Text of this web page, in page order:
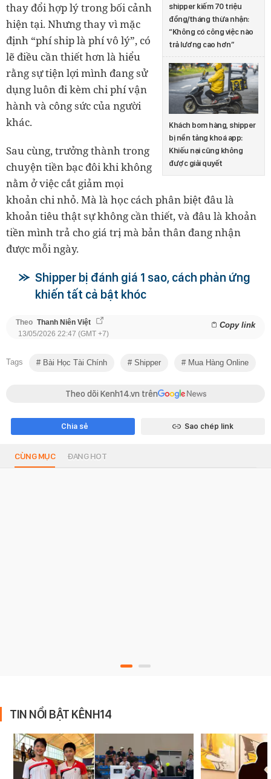
shipper kiếm 70 triệu
đồng/tháng thừa nhận:
“Không có công việc nào
trả lương cao hơn”
Khách bom hàng, shipper
bị nền tảng khoá app:
Khiếu nại cũng không
được giải quyết
thay đổi hợp lý trong bối cảnh
hiện tại. Nhưng thay vì mặc
định “phí ship là phí vô lý”, có
lẽ điều cần thiết hơn là hiểu
rằng sự tiện lợi mình đang sử
dụng luôn đi kèm chi phí vận
hành và công sức của người
khác.
Sau cùng, trưởng thành trong
chuyện tiền bạc đôi khi không
nằm ở việc cắt giảm mọi
khoản chi nhỏ. Mà là học cách phân biệt đâu là
khoản tiêu thật sự không cần thiết, và đâu là khoản
tiền mình trả cho giá trị mà bản thân đang nhận
được mỗi ngày.
Shipper bị đánh giá 1 sao, cách phản ứng
khiến tất cả bật khóc
Theo Thanh Niên Việt Copy link
13/05/2026 22:47 (GMT +7)
Tags Bài Học Tài Chính Shipper Mua Hàng Online
Theo dõi Kenh14.vn trên
Chia sẻ Sao chép link
CÙNG MỤC ĐANG HOT
TIN NỔI BẬT KÊNH14